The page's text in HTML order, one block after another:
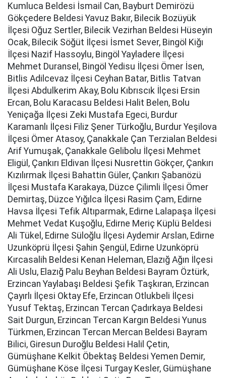
Kumluca Beldesi İsmail Can, Bayburt Demirözü
Gökçedere Beldesi Yavuz Bakır, Bilecik Bozüyük
İlçesi Oğuz Sertler, Bilecik Vezirhan Beldesi Hüseyin
Ocak, Bilecik Söğüt İlçesi İsmet Sever, Bingöl Kiğı
İlçesi Nazif Hassoylu, Bingöl Yayladere İlçesi
Mehmet Duransel, Bingöl Yedisu İlçesi Ömer İsen,
Bitlis Adilcevaz İlçesi Ceyhan Batar, Bitlis Tatvan
İlçesi Abdulkerim Akay, Bolu Kıbrıscık İlçesi Ersin
Ercan, Bolu Karacasu Beldesi Halit Belen, Bolu
Yeniçağa İlçesi Zeki Mustafa Egeci, Burdur
Karamanlı İlçesi Filiz Şener Türkoğlu, Burdur Yeşilova
İlçesi Ömer Atasoy, Çanakkale Çan Terzialan Beldesi
Arif Yumuşak, Çanakkale Gelibolu İlçesi Mehmet
Eligül, Çankırı Eldivan İlçesi Nusrettin Gökçer, Çankırı
Kızılırmak İlçesi Bahattin Güler, Çankırı Şabanözü
İlçesi Mustafa Karakaya, Düzce Çilimli İlçesi Ömer
Demirtaş, Düzce Yığılca İlçesi Rasim Çam, Edirne
Havsa İlçesi Tefik Altıparmak, Edirne Lalapaşa İlçesi
Mehmet Vedat Kuşoğlu, Edirne Meriç Küplü Beldesi
Ali Tükel, Edirne Süloğlu İlçesi Aydemir Arslan, Edirne
Uzunköprü İlçesi Şahin Şengül, Edirne Uzunköprü
Kırcasalih Beldesi Kenan Heleman, Elazığ Ağın İlçesi
Ali Uslu, Elazığ Palu Beyhan Beldesi Bayram Öztürk,
Erzincan Yaylabaşı Beldesi Şefik Taşkıran, Erzincan
Çayırlı İlçesi Oktay Efe, Erzincan Otlukbeli İlçesi
Yusuf Tektaş, Erzincan Tercan Çadırkaya Beldesi
Sait Durgun, Erzincan Tercan Kargın Beldesi Yunus
Türkmen, Erzincan Tercan Mercan Beldesi Bayram
Bilici, Giresun Duroğlu Beldesi Halil Çetin,
Gümüşhane Kelkit Öbektaş Beldesi Yemen Demir,
Gümüşhane Köse İlçesi Turgay Kesler, Gümüşhane